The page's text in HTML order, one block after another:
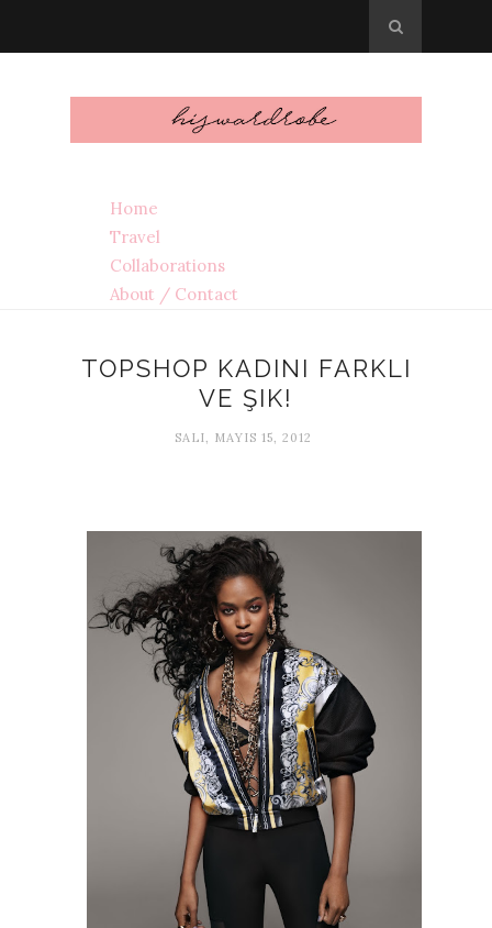
Home
Travel
Collaborations
About / Contact
TOPSHOP KADINI FARKLI
VE ŞIK!
SALI, MAYIS 15, 2012